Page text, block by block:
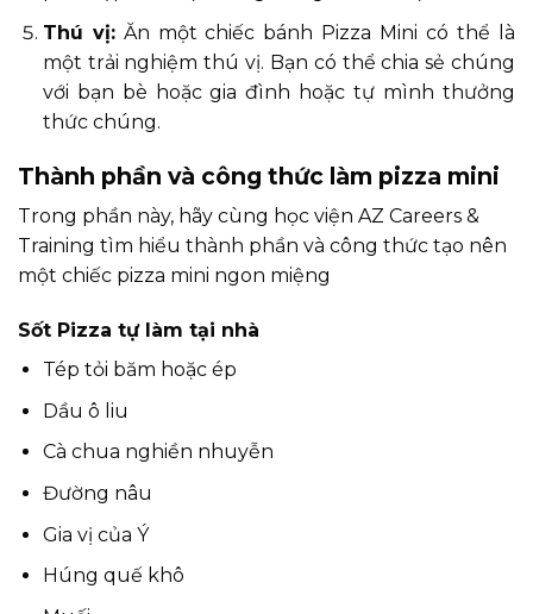
Thú vị:Ăn một chiếc bánh Pizza Mini có thể là
một trải nghiệm thú vị. Bạn có thể chia sẻ chúng
với bạn bè hoặc gia đình hoặc tự mình thưởng
thức chúng.
Thành phần và công thức làm pizza mini
Trong phần này, hãy cùng học viện AZ Careers &
Training tìm hiểu thành phần và công thức tạo nên
một chiếc pizza mini ngon miệng
Sốt Pizza tự làm tại nhà
Tép tỏi băm hoặc ép
Dầu ô liu
Cà chua nghiền nhuyễn
Đường nâu
Gia vị của Ý
Húng quế khô